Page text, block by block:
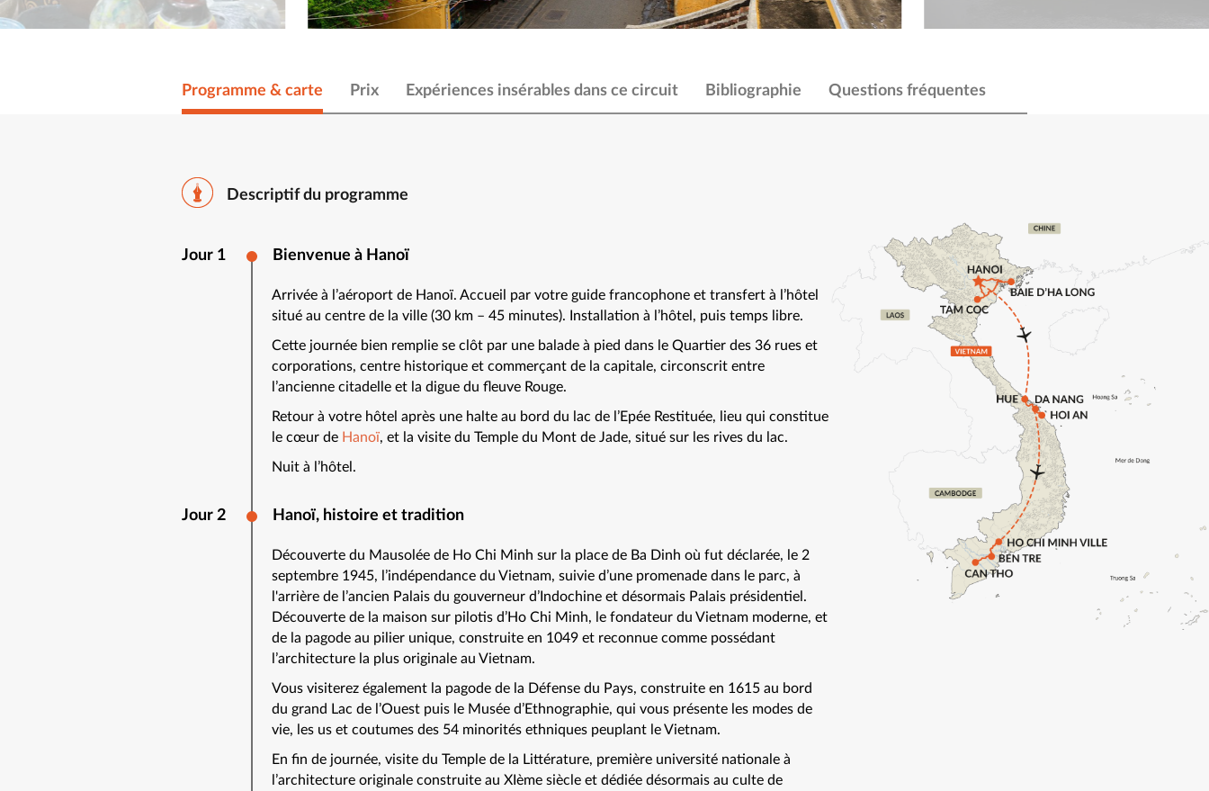
Programme & carte Prix Expériences insérables dans ce circuit Bibliographie Questions fréquentes
Descriptif du programme
Jour 1 Bienvenue à Hanoï
Arrivée à l’aéroport de Hanoï. Accueil par votre guide francophone et transfert à l’hôtel
situé au centre de la ville (30 km – 45 minutes). Installation à l’hôtel, puis temps libre.
Cette journée bien remplie se clôt par une balade à pied dans le Quartier des 36 rues et
corporations, centre historique et commerçant de la capitale, circonscrit entre
l’ancienne citadelle et la digue du fleuve Rouge.
Retour à votre hôtel après une halte au bord du lac de l’Epée Restituée, lieu qui constitue
le cœur de Hanoï, et la visite du Temple du Mont de Jade, situé sur les rives du lac.
Nuit à l’hôtel.
Jour 2 Hanoï, histoire et tradition
Découverte du Mausolée de Ho Chi Minh sur la place de Ba Dinh où fut déclarée, le 2
septembre 1945, l’indépendance du Vietnam, suivie d’une promenade dans le parc, à
l'arrière de l’ancien Palais du gouverneur d’Indochine et désormais Palais présidentiel.
Découverte de la maison sur pilotis d’Ho Chi Minh, le fondateur du Vietnam moderne, et
de la pagode au pilier unique, construite en 1049 et reconnue comme possédant
l’architecture la plus originale au Vietnam.
Vous visiterez également la pagode de la Défense du Pays, construite en 1615 au bord
du grand Lac de l’Ouest puis le Musée d’Ethnographie, qui vous présente les modes de
vie, les us et coutumes des 54 minorités ethniques peuplant le Vietnam.
En fin de journée, visite du Temple de la Littérature, première université nationale à
l’architecture originale construite au XIème siècle et dédiée désormais au culte de